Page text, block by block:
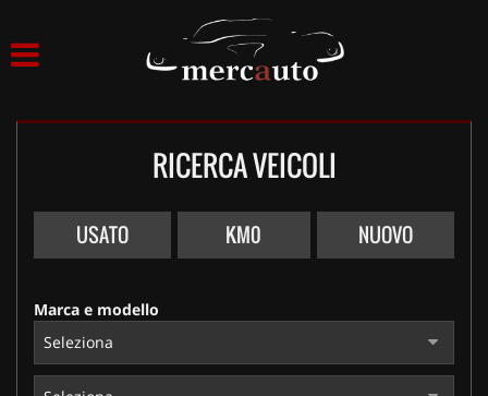
ASSISTENZA
NOLEGGIO LUNGO TERMINE
RICERCA VEICOLI
USATO KM0 NUOVO
Marca e modello